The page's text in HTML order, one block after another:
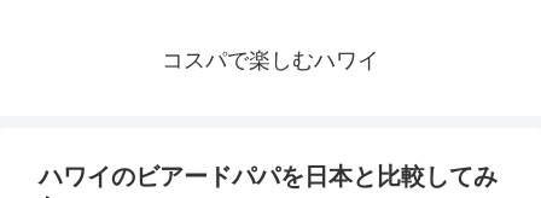
コスパで楽しむハワイ
ハワイのビアードパパを日本と比較してみ